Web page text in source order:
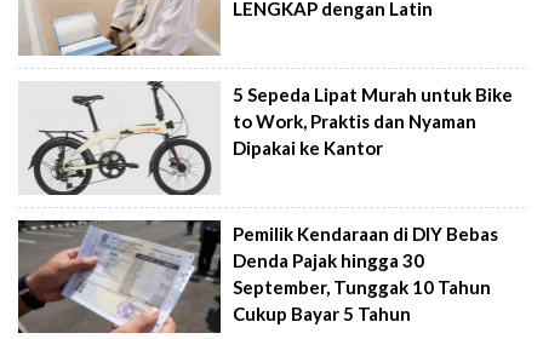
LENGKAP dengan Latin
5 Sepeda Lipat Murah untuk Bike
to Work, Praktis dan Nyaman
Dipakai ke Kantor
Pemilik Kendaraan di DIY Bebas
Denda Pajak hingga 30
September, Tunggak 10 Tahun
Cukup Bayar 5 Tahun